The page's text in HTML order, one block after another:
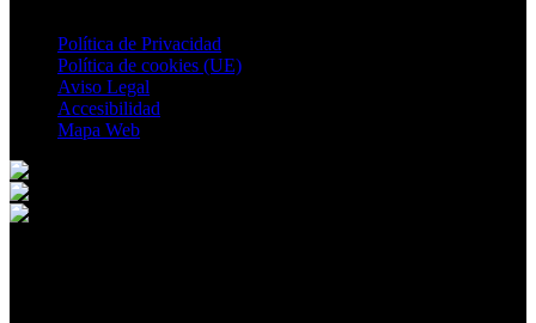
Política de Privacidad
Política de cookies (UE)
Aviso Legal
Accesibilidad
Mapa Web